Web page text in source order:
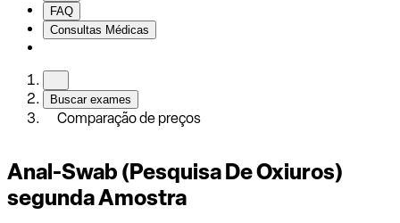
FAQ
Consultas Médicas
Buscar exames
Comparação de preços
Anal-Swab (Pesquisa De Oxiuros)
segunda Amostra